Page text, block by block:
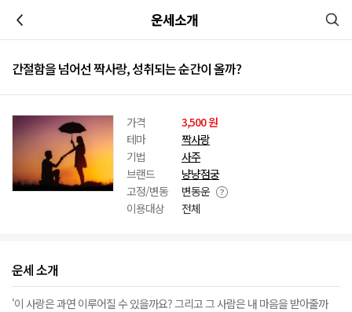
운세소개
간절함을 넘어선 짝사랑, 성취되는 순간이 올까?
가격
3,500 원
테마
짝사랑
기법
사주
브랜드
냥냥점궁
고정/변동
변동운
이용대상
전체
운세 소개
'이 사랑은 과연 이루어질 수 있을까요? 그리고 그 사람은 내 마음을 받아줄까